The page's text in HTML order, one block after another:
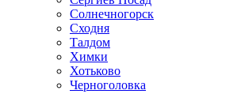
Солнечногорск
Сходня
Талдом
Химки
Хотьково
Черноголовка